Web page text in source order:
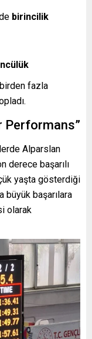
birincilik
fazla
Performans”
Alparslan
derece başarılı
yaşta gösterdiği
başarılara
olarak